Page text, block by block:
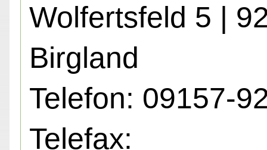
Wolfertsfeld 5 |
Birgland
Telefon: 09157-
Telefax: